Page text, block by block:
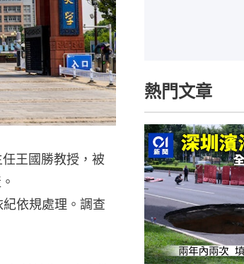
王國勝教授，被
依規處理。調查
熱門文章